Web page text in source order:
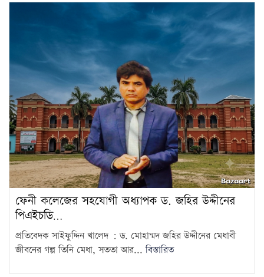
ফেনী কলেজের সহযোগী অধ্যাপক ড. জহির উদ্দীনের
পিএইচডি…
প্রতিবেদক সাইফুদ্দিন খালেদ : ড. মোহাম্মদ জহির উদ্দীনের মেধাবী
জীবনের গল্প তিনি মেধা, সততা আর...বিস্তারিত